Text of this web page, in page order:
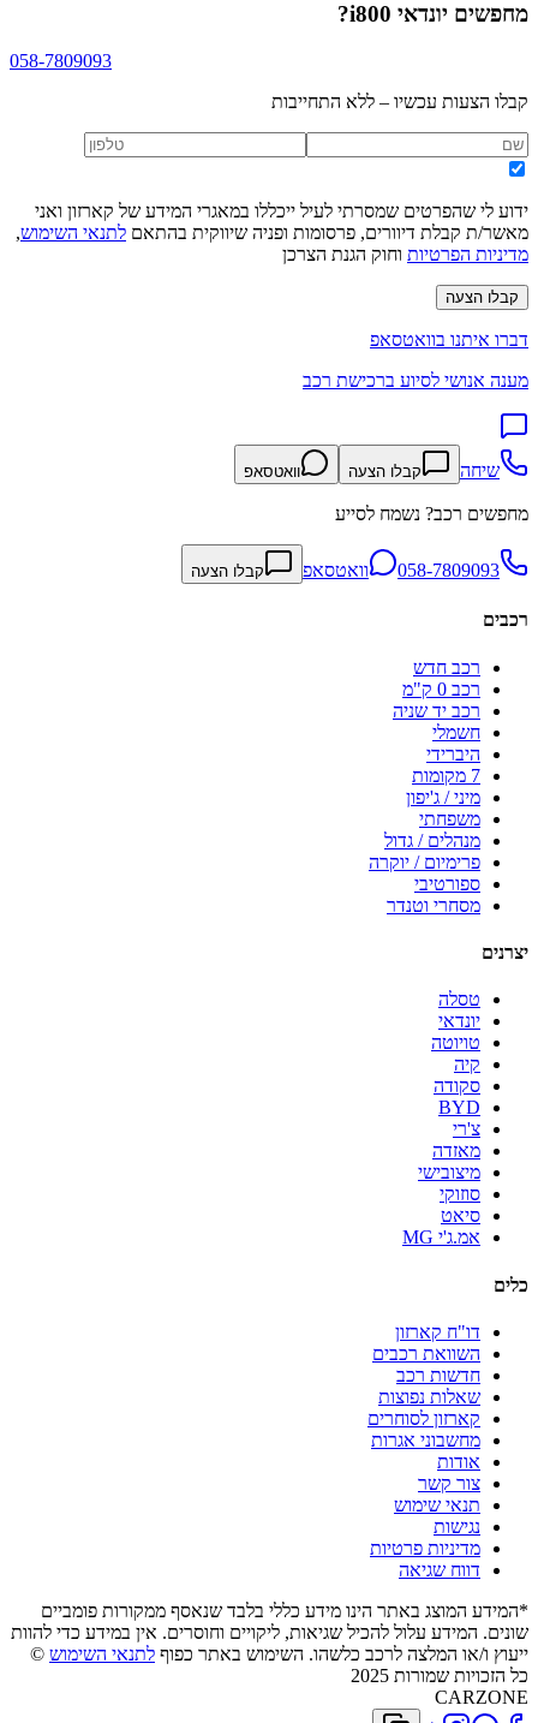
מחפשים יונדאי i800 ?
058-7809093
קבלו הצעות עכשיו – ללא התחייבות
ידוע לי שהפרטים שמסרתי לעיל ייכללו במאגרי המידע של קארזון ואני
מאשר/ת קבלת דיוורים, פרסומות ופניה שיווקית בהתאם לתנאי השימוש,
מדיניות הפרטיות וחוק הגנת הצרכן
קבלו הצעה
דברו איתנו בוואטסאפ
מענה אנושי לסיוע ברכישת רכב
שיחה קבלו הצעה וואטסאפ
מחפשים רכב? נשמח לסייע
058-7809093 וואטסאפ קבלו הצעה
רכבים
רכב חדש
רכב 0 ק"מ
רכב יד שניה
חשמלי
היברידי
7 מקומות
מיני / ג'יפון
משפחתי
מנהלים / גדול
פרימיום / יוקרה
ספורטיבי
מסחרי וטנדר
יצרנים
טסלה
יונדאי
טויוטה
קיה
סקודה
BYD
צ'רי
מאזדה
מיצובישי
סוזוקי
סיאט
אמ.ג'י MG
כלים
דו"ח קארזון
השוואת רכבים
חדשות רכב
שאלות נפוצות
קארזון לסוחרים
מחשבוני אגרות
אודות
צור קשר
תנאי שימוש
נגישות
מדיניות פרטיות
דווח שגיאה
*המידע המוצג באתר הינו מידע כללי בלבד שנאסף ממקורות פומביים
שונים. המידע עלול להכיל שגיאות, ליקויים וחוסרים. אין במידע כדי להוות
ייעוץ ו/או המלצה לרכב כלשהו. השימוש באתר כפוף לתנאי השימוש ©
כל הזכויות שמורות 2025
CARZONE